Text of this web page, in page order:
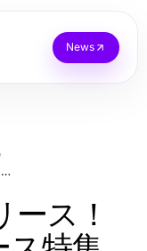
News
お得に楽しむ車 リース！クルカの新車リース特集
ス！